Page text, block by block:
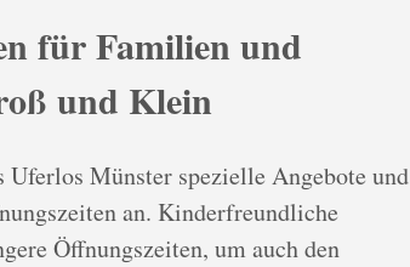
für Familien und
und Klein
Münster spezielle Angebote und
an. Kinderfreundliche
Öffnungszeiten, um auch den